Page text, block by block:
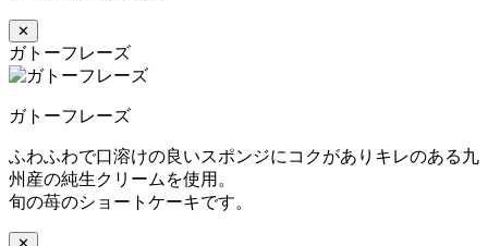
✕
ガトーフレーズ
ガトーフレーズ
ふわふわで口溶けの良いスポンジにコクがありキレのある九
州産の純生クリームを使用。
旬の苺のショートケーキです。
✕